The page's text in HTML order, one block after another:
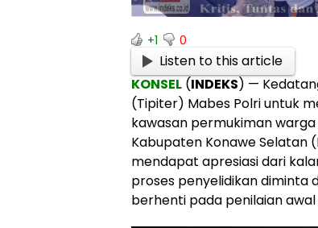
+1 0
Listen to this article
KONSEL (INDEKS) —
(Tipiter) Mabes Polri untuk
kawasan permukiman
Kabupaten Konawe Selatan
mendapat apresiasi dari
proses penyelidikan diminta
berhenti pada penilaian awal